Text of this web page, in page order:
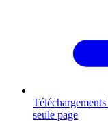
Téléchargements
seule page